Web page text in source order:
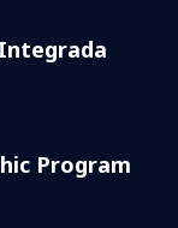
Program